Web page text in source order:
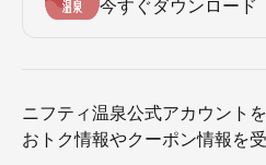
今すぐダウンロード
ニフティ温泉公式アカウント
おトク情報やクーポン情報を